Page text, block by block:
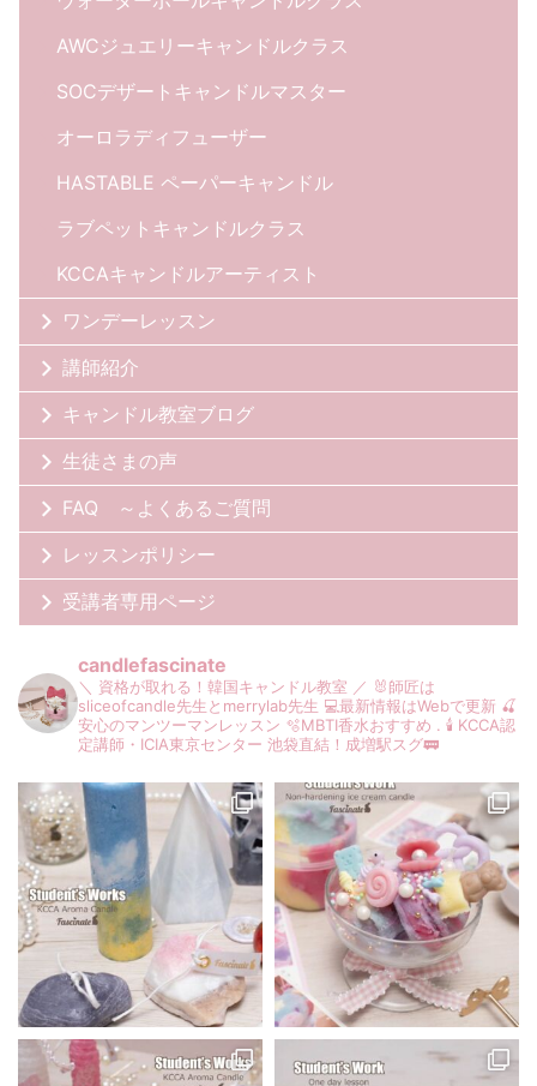
AWCジュエリーキャンドルクラス
SOCデザートキャンドルマスター
オーロラディフューザー
HASTABLE ペーパーキャンドル
ラブペットキャンドルクラス
KCCAキャンドルアーティスト
ワンデーレッスン
講師紹介
キャンドル教室ブログ
生徒さまの声
FAQ ～よくあるご質問
レッスンポリシー
受講者専用ページ
candlefascinate
＼ 資格が取れる！韓国キャンドル教室 ／ 🐰師匠は
sliceofcandle先生とmerrylab先生 💻最新情報はWebで更新 🍒
安心のマンツーマンレッスン 🫧MBTI香水おすすめ . 🕯️ KCCA認
定講師・ICIA東京センター 池袋直結！成増駅スグ🚃